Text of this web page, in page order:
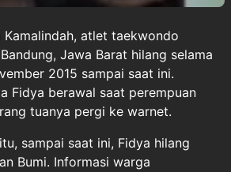
Kamalindah, atlet taekwondo
Jawa Barat hilang selama
2015 sampai saat ini.
Fidya berawal saat perempuan
tuanya pergi ke warnet.
sampai saat ini, Fidya hilang
Bumi. Informasi warga